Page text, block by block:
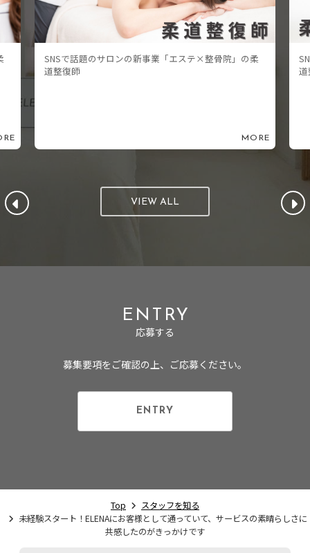
SNSで話題のサロンの新事業「エステ×整骨院」の柔
道整復師
MORE
VIEW ALL
ENTRY
応募する
募集要項をご確認の上、ご応募ください。
ENTRY
Top
スタッフを知る
未経験スタート！ELENAにお客様として通っていて、サービスの素晴らしさに
共感したのがきっかけです